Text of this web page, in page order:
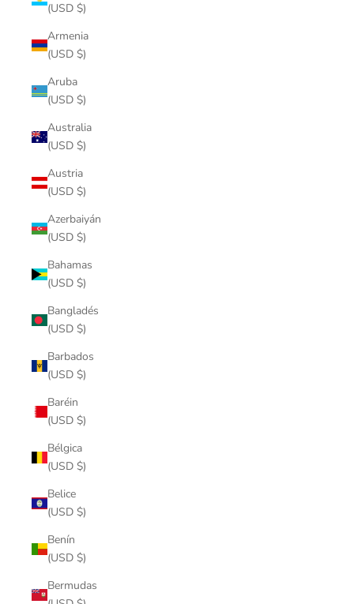
(USD $)
Armenia
(USD $)
Aruba
(USD $)
Australia
(USD $)
Austria
(USD $)
Azerbaiyán
(USD $)
Bahamas
(USD $)
Bangladés
(USD $)
Barbados
(USD $)
Baréin
(USD $)
Bélgica
(USD $)
Belice
(USD $)
Benín
(USD $)
Bermudas